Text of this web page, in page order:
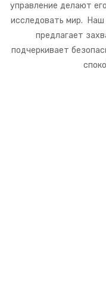
управление делают
исследовать мир. Наш
предлагает
подчеркивает